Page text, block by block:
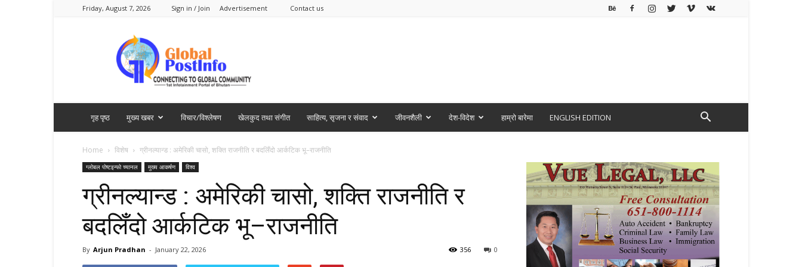
Friday, August 7, 2026 Sign in / Join Advertisement Contact us
Global
PostInfo
गृह पृष्ठ मुख्य खबर विचार/विश्लेषण खेलकुद तथा संगीत साहित्य, सृजना र संवाद जीवनशैली देश-विदेश हाम्रो बारेमा ENGLISH EDITION
Home विशेष ग्रीनल्यान्ड : अमेरिकी चासो, शक्ति राजनीति र बदलिँदो आर्कटिक भू–राजनीति
ग्लोबल पोष्टइन्फो च्यानल मुख्य आकर्षण विश्व
ग्रीनल्यान्ड : अमेरिकी चासो, शक्ति राजनीति र
बदलिँदो आर्कटिक भू–राजनीति
By Arjun Pradhan - January 22, 2026 0
356